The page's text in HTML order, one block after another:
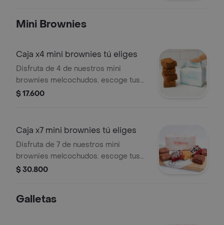
experiencia única!
Mini Brownies
Caja x4 mini brownies tú eliges
Disfruta de 4 de nuestros mini
brownies melcochudos. escoge tus
sabores favoritos. cada mini brownie
$ 17.600
Caja x7 mini brownies tú eliges
Disfruta de 7 de nuestros mini
brownies melcochudos. escoge tus
sabores favoritos. cada mini brownie
$ 30.800
Galletas